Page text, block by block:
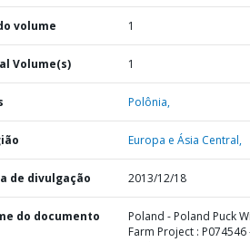
volume 1
Volume(s) 1
Polônia,
Europa e Ásia Central,
de divulgação 2013/12/18
do documento
Poland - Poland Puck
Farm Project : P074546